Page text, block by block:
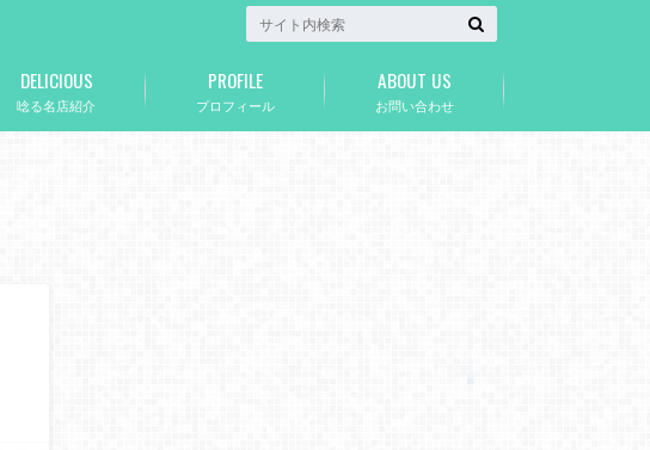
唸る名店紹介
DELICIOUS
プロフィール
PROFILE
お問い合わせ
ABOUT US